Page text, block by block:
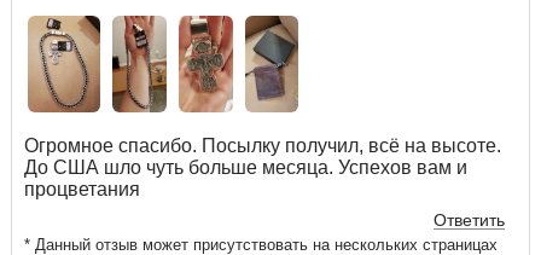
Огромное спасибо. Посылку получил, всё на высоте.
До США шло чуть больше месяца. Успехов вам и
процветания
Ответить
* Данный отзыв может присутствовать на нескольких страницах